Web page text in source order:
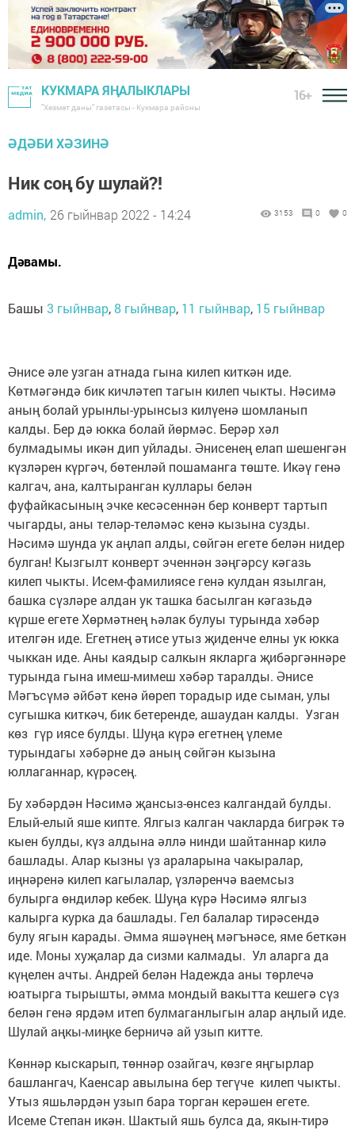
КУКМАРА ЯҢАЛЫКЛАРЫ
"Хезмәт даны" газетасы - Кукмара районы
16+
ӘДӘБИ ХӘЗИНӘ
Ник соң бу шулай?!
admin, 26 гыйнвар 2022 - 14:24 3153 0 0
Дәвамы.
Башы 3 гыйнвар,8 гыйнвар, 11 гыйнвар, 15 гыйнвар
Әнисе әле узган атнада гына килеп киткән иде.
Көтмәгәндә бик кичләтеп тагын килеп чыкты. Нәсимә
аның болай урынлы-урынсыз килүенә шомланып
калды. Бер дә юкка болай йөрмәс. Берәр хәл
булмадымы икән дип уйлады. Әнисенең елап шешенгән
күзләрен күргәч, бөтенләй пошаманга төште. Икәү генә
калгач, ана, калтыранган куллары белән
фуфайкасының эчке кесәсеннән бер конверт тартып
чыгарды, аны теләр-теләмәс кенә кызына сузды.
Нәсимә шунда ук аңлап алды, сөйгән егете белән нидер
булган! Кызгылт конверт эченнән зәңгәрсу кәгазь
килеп чыкты. Исем-фамилиясе генә кулдан язылган,
башка сүзләре алдан ук ташка басылган кәгазьдә
күрше егете Хөрмәтнең һәлак булуы турында хәбәр
ителгән иде. Егетнең әтисе утыз җиденче елны ук юкка
чыккан иде. Аны каядыр салкын якларга җибәргәннәре
турында гына имеш-мимеш хәбәр таралды. Әнисе
Мәгъсүмә әйбәт кенә йөреп торадыр иде сыман, улы
сугышка киткәч, бик бетеренде, ашаудан калды. Узган
көз гүр иясе булды. Шуңа күрә егетнең үлеме
турындагы хәбәрне дә аның сөйгән кызына
юллаганнар, күрәсең.
Бу хәбәрдән Нәсимә җансыз-өнсез калгандай булды.
Елый-елый яше кипте. Ялгыз калган чакларда бигрәк тә
кыен булды, күз алдына әллә нинди шайтаннар килә
башлады. Алар кызны үз араларына чакыралар,
иңнәренә килеп кагылалар, үзләренчә ваемсыз
булырга өндиләр кебек. Шуңа күрә Нәсимә ялгыз
калырга курка да башлады. Гел балалар тирәсендә
булу ягын карады. Әмма яшәүнең мәгънәсе, яме беткән
иде. Моны хуҗалар да сизми калмады. Ул аларга да
күңелен ачты. Андрей белән Надежда аны төрлечә
юатырга тырышты, әмма мондый вакытта кешегә сүз
белән генә ярдәм итеп булмаганлыгын алар аңлый иде.
Шулай аңкы-миңке берничә ай узып китте.
Көннәр кыскарып, төннәр озайгач, көзге яңгырлар
башлангач, Каенсар авылына бер тегүче килеп чыкты.
Утыз яшьләрдән узып бара торган керәшен егете.
Исеме Степан икән. Шактый яшь булса да, якын-тирә